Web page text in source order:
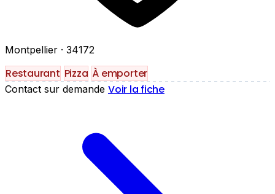
Montpellier · 34172
Restaurant Pizza À emporter
Contact sur demande Voir la fiche